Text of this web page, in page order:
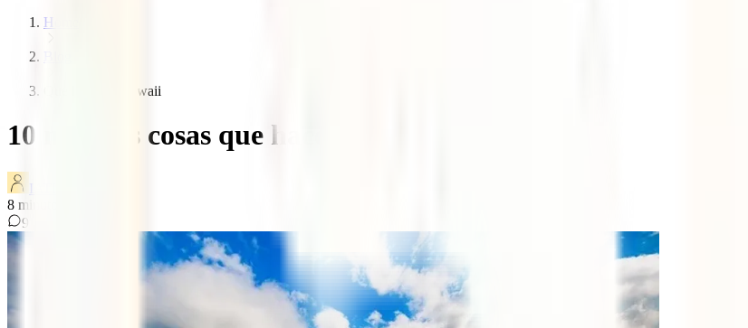
Home
Que hacer en hawaii
10 mejores cosas que hacer en Hawaii
8 minutos de lectura
9